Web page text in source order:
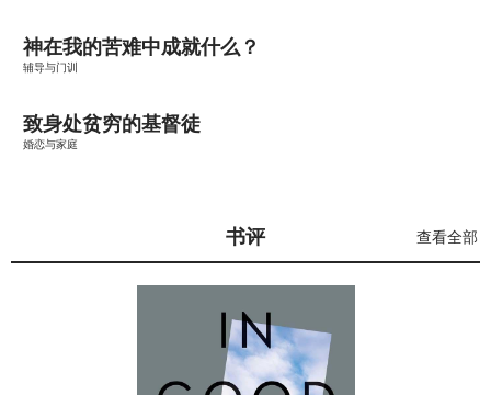
神在我的苦难中成就什么？
辅导与门训
致身处贫穷的基督徒
婚恋与家庭
书评 查看全部